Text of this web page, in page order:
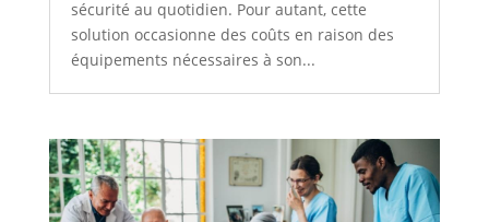
sécurité au quotidien. Pour autant, cette
solution occasionne des coûts en raison des
équipements nécessaires à son...